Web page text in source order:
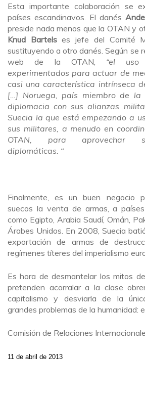
Esta importante colaboración se
países escandinavos. El danés
preside nada menos que la OTAN y
Knud Bartelses jefe del Comité
sustituyendo a otro danés. Según se
web de la OTAN, “el uso
experimentados para actuar de
casi una característica intrínseca
[…] Noruega, país miembro de la
diplomacia con sus alianzas
Suecia la que está empezando a
sus militares, a menudo en
OTAN, para aprovechar
diplomáticas. “
Finalmente, es un buen negocio
suecos la venta de armas, a países
como Egipto, Arabia Saudí, Omán,
Árabes Unidos. En 2008, Suecia
exportación de armas de
regímenes títeres del imperialismo
Es hora de desmantelar los mitos
pretenden acorralar a la clase
capitalismo y desviarla de la
grandes problemas de la humanidad:
Comisión de Relaciones
11 de abril de 2013